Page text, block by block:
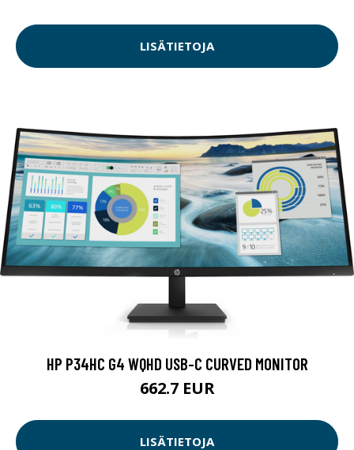
LISÄTIETOJA
HP P34HC G4 WQHD USB-C CURVED MONITOR
662.7 EUR
LISÄTIETOJA